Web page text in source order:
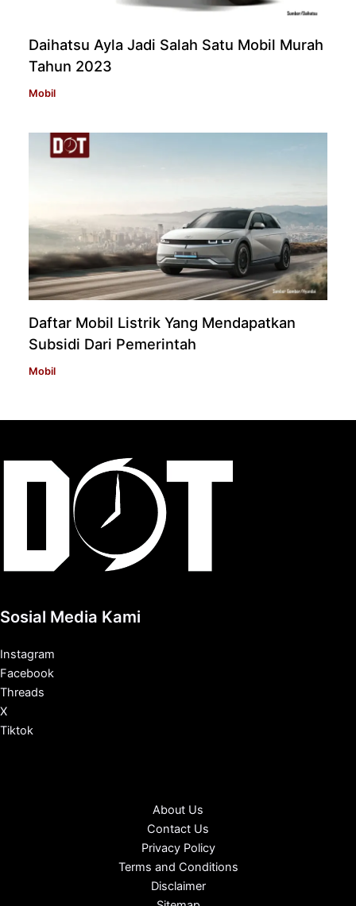
Daihatsu Ayla Jadi Salah Satu Mobil Murah
Tahun 2023
Mobil
Daftar Mobil Listrik Yang Mendapatkan
Subsidi Dari Pemerintah
Mobil
Sosial Media Kami
Instagram
Facebook
Threads
X
Tiktok
About Us
Contact Us
Privacy Policy
Terms and Conditions
Disclaimer